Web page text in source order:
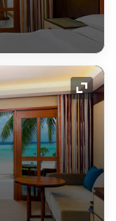
展开